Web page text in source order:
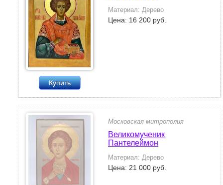
Купить
Материал: Дерево
Цена: 16 200 руб.
Московская митрополия
Великомученик
Пантелеймон
Материал: Дерево
Цена: 21 000 руб.